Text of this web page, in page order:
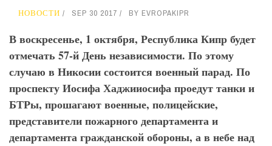
НОВОСТИ SEP 30 2017 BY EVROPAKIPR
В воскресенье, 1 октября, Республика Кипр будет
отмечать 57-й День независимости. По этому
случаю в Никосии состоится военный парад. По
проспекту Иосифа Хаджииосифа проедут танки и
БТРы, прошагают военные, полицейские,
представители пожарного департамента и
департамента гражданской обороны, а в небе над